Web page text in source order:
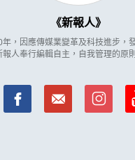
新報人
，因應傳媒業變革及科技進步，
人奉行編輯自主，自我管理的原